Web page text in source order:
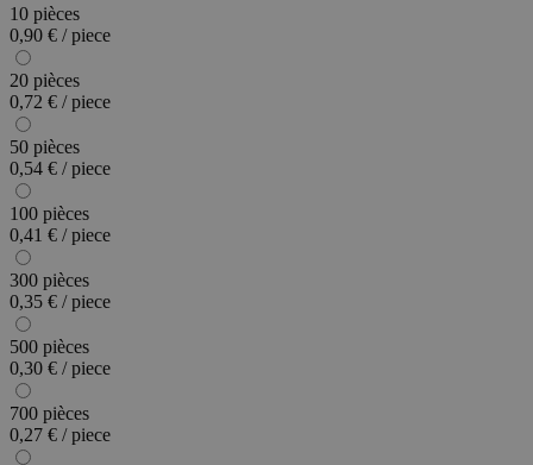
10 pièces
0,90 € / piece
20 pièces
0,72 € / piece
50 pièces
0,54 € / piece
100 pièces
0,41 € / piece
300 pièces
0,35 € / piece
500 pièces
0,30 € / piece
700 pièces
0,27 € / piece